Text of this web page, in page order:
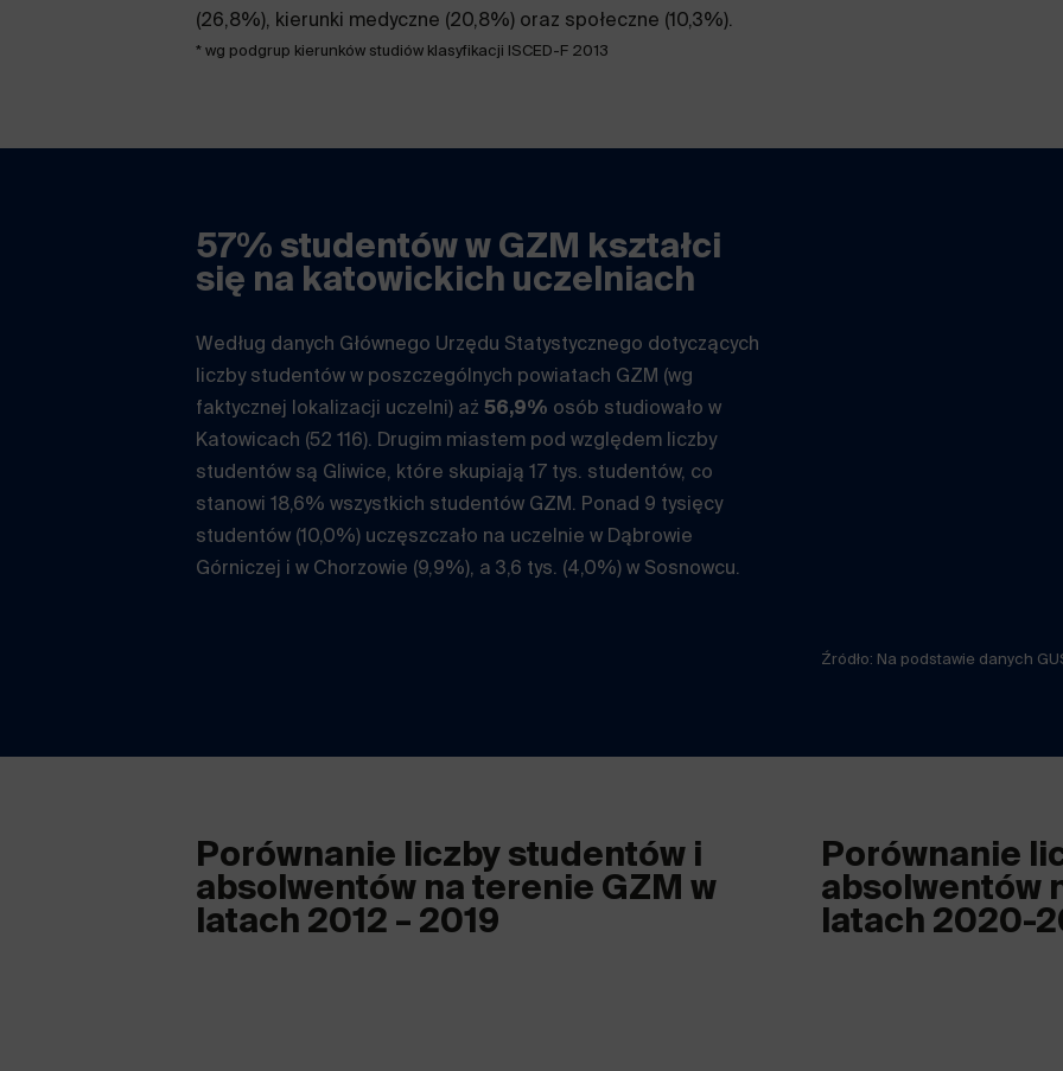
(26,8%), kierunki medyczne (20,8%) oraz społeczne (10,3%).
* wg podgrup kierunków studiów klasyfikacji ISCED-F 2013
57% studentów w GZM kształci
się na katowickich uczelniach
Według danych Głównego Urzędu Statystycznego dotyczących
liczby studentów w poszczególnych powiatach GZM (wg
faktycznej lokalizacji uczelni) aż56,9% osób studiowało w
Katowicach (52 116). Drugim miastem pod względem liczby
studentów są Gliwice, które skupiają 17 tys. studentów, co
stanowi 18,6% wszystkich studentów GZM. Ponad 9 tysięcy
studentów (10,0%) uczęszczało na uczelnie w Dąbrowie
Górniczej i w Chorzowie (9,9%), a 3,6 tys. (4,0%) w Sosnowcu.
Źródło: Na podstawie danych
Porównanie liczby studentów i
absolwentów na terenie GZM w
latach 2012 – 2019
Porównanie
absolwentów
latach 2020-